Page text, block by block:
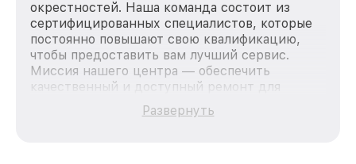
окрестностей. Наша команда состоит из
сертифицированных специалистов, которые
постоянно повышают свою квалификацию,
чтобы предоставить вам лучший сервис.
Миссия нашего центра — обеспечить
качественный и доступный ремонт для
каждого пользователя продукции LG, вне
зависимости от сложности поломки. Мы
Развернуть